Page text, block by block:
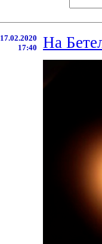
17.02.2020
17:40
На